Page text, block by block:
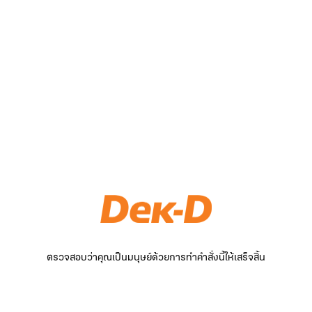
ตรวจสอบว่าคุณเป็นมนุษย์ด้วยการทำคำสั่งนี้ให้เสร็จสิ้น